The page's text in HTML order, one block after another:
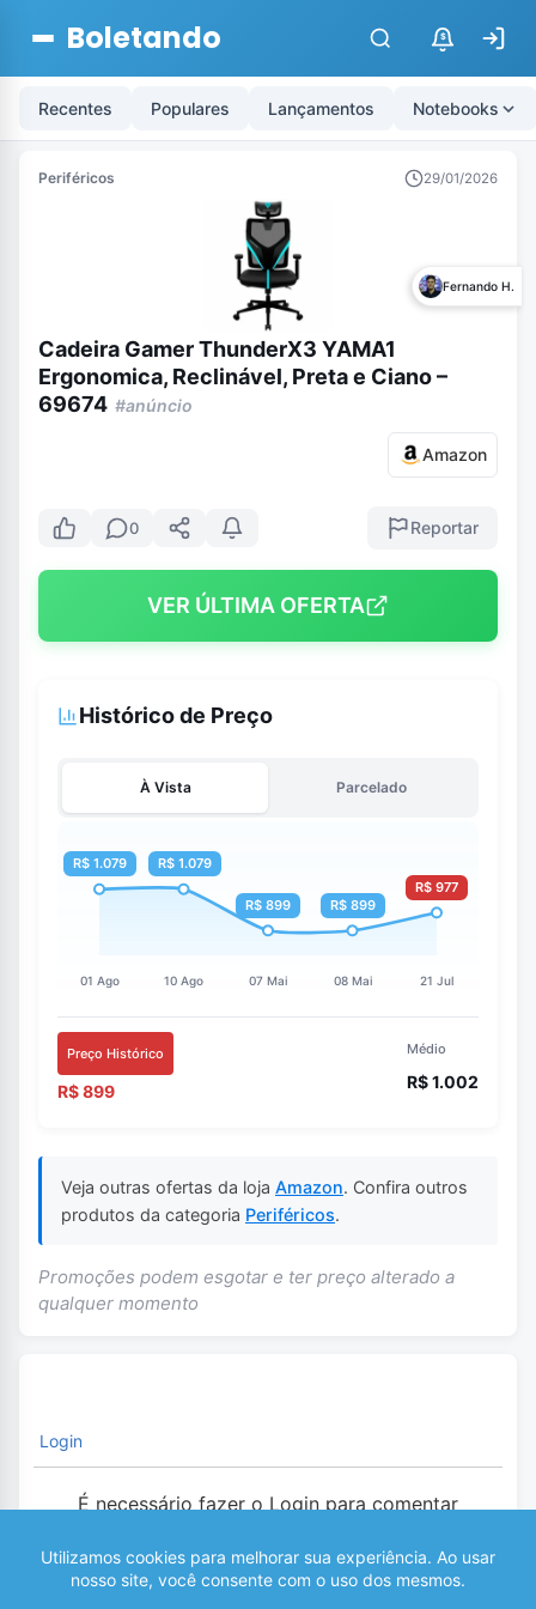
Boletando $
Recentes Populares Lançamentos Notebooks
Periféricos 29/01/2026
Fernando H.
Cadeira Gamer ThunderX3 YAMA1
Ergonomica, Reclinável, Preta e Ciano –
69674 #anúncio
Amazon
0 Reportar
VER ÚLTIMA OFERTA
Histórico de Preço
À Vista Parcelado
Preço Histórico
R$ 899
Médio
R$ 1.002
Veja outras ofertas da loja Amazon. Confira outros
produtos da categoria Periféricos.
Promoções podem esgotar e ter preço alterado a
qualquer momento
Login
É necessário fazer o Login para comentar
0 COMENTÁRIOS